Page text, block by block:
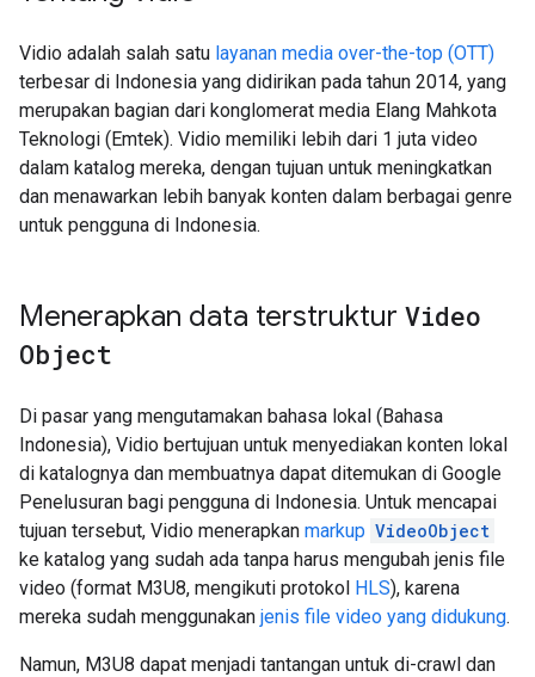
Vidio adalah salah satu layanan media over-the-top (OTT)
terbesar di Indonesia yang didirikan pada tahun 2014, yang
merupakan bagian dari konglomerat media Elang Mahkota
Teknologi (Emtek). Vidio memiliki lebih dari 1 juta video
dalam katalog mereka, dengan tujuan untuk meningkatkan
dan menawarkan lebih banyak konten dalam berbagai genre
untuk pengguna di Indonesia.
Menerapkan data terstruktur Video
Object
Di pasar yang mengutamakan bahasa lokal (Bahasa
Indonesia), Vidio bertujuan untuk menyediakan konten lokal
di katalognya dan membuatnya dapat ditemukan di Google
Penelusuran bagi pengguna di Indonesia. Untuk mencapai
tujuan tersebut, Vidio menerapkan markup VideoObject
ke katalog yang sudah ada tanpa harus mengubah jenis file
video (format M3U8, mengikuti protokol HLS), karena
mereka sudah menggunakan jenis file video yang didukung.
Namun, M3U8 dapat menjadi tantangan untuk di-crawl dan